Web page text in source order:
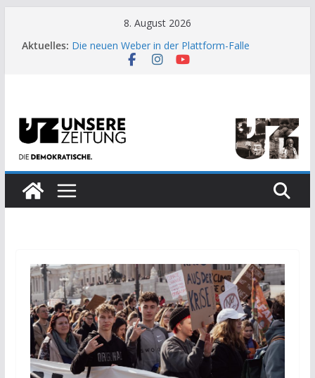
8. August 2026
Aktuelles: Die neuen Weber in der Plattform-Falle
Moment der Woche: Die Heuschrecke
US-Wahl: Arzt aus Detroit besiegt 70-Millionen-
Dollar-Lobby